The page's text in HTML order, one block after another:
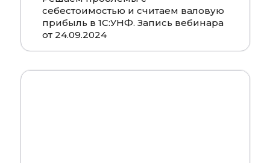
себестоимостью и считаем валовую
прибыль в 1С:УНФ. Запись вебинара
от 24.09.2024